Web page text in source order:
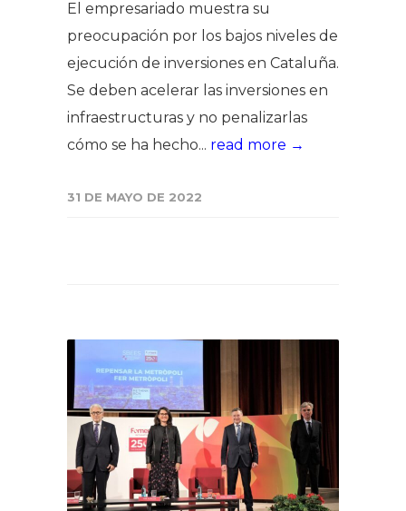
El empresariado muestra su
preocupación por los bajos niveles de
ejecución de inversiones en Cataluña.
Se deben acelerar las inversiones en
infraestructuras y no penalizarlas
cómo se ha hecho... read more →
31 DE MAYO DE 2022